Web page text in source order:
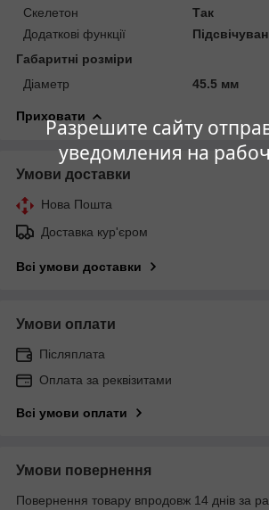
Разрешите сайту
уведомления на
Скелетон
Так
Додаткові функції
Габаритні розміри
Діаметр
45.5 мм
Приховати
Умови доставки
Нова Пошта
Доставка кур'єром
Всі умови доставки
Умови оплати
Післяплата
Оплата за реквізитами
Всі умови оплати
Умови повернення
Повернення товару впродовж 14 днів за